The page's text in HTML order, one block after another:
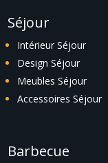
Séjour
Intérieur Séjour
Design Séjour
Meubles Séjour
Accessoires Séjour
Barbecue